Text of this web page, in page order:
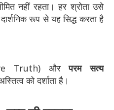
नहीं रहता। हर श्रोता उसे
रूप से यह सिद्ध करता है
Truth) औरपरम सत्य
को दर्शाता है।